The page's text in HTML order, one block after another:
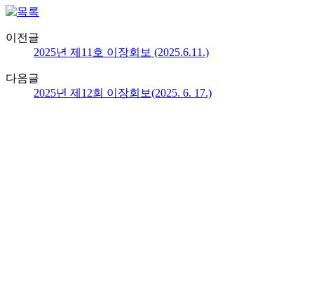
이전글
2025년 제11호 이장회보 (2025.6.11.)
다음글
2025년 제12회 이장회보(2025. 6. 17.)